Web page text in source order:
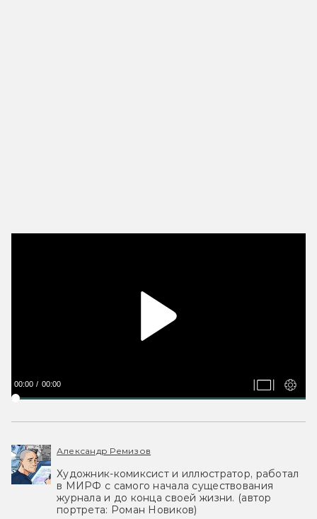
00:00 00:00
Александр Ремизов
Художник-комиксист и иллюстратор, работал
в МИРФ с самого начала существования
журнала и до конца своей жизни. (автор
портрета: Роман Новиков)